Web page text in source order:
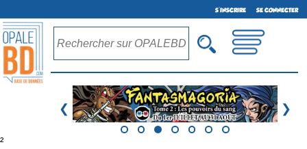
S'INSCRIRE SE CONNECTER
❮ ❯
²